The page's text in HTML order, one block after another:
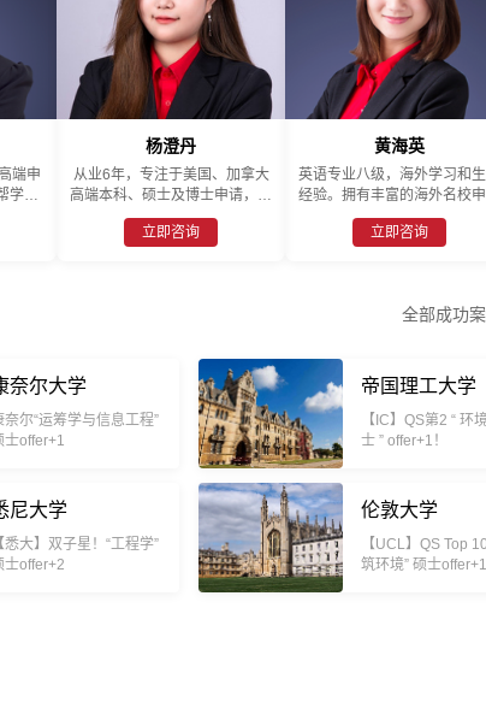
端申
学生
鲁、
洲八
长高
理，
荐非
学生
条件
杨澄丹
从业6年，专注于美国、加拿大
高端本科、硕士及博士申请，精
通全程留学规划与执行。善于基
于学生不同阶段的申请需求，提
力。凭借高度负责的态度和显著
的申请成果，收获了众多家长与
学生的信赖和好评，迄今已成功
帮助多名学生获得顶尖名校录
立即咨询
黄海英
英语专业八级，海外学习和
经验。拥有丰富的海外名校
和签证办理经验。精通北美和
联邦教育体系各阶段学校申请
想院校录取！
立即咨询
全部成功案
奈尔大学
奈尔“运筹学与信息工程”
士offer+1
帝国理工大学
【IC】QS第2 “ 环
士 ” offer+1！
尼大学
【悉大】双子星！“工程学”
士offer+2
伦敦大学
【UCL】QS Top
筑环境” 硕士offer+1